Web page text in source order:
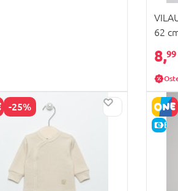
62
8,99
-25%
E-